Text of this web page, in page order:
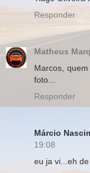
Responder
Matheus
Marcos,
foto...
Responder
Márcio
19:08
eu ja vi...eh